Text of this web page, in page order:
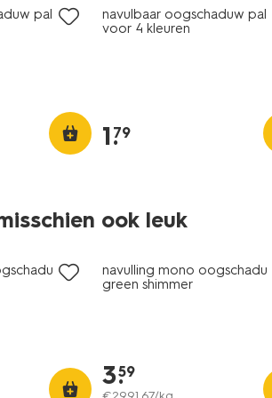
palet
navulbaar oogschaduw
voor 4 kleuren
1.
79
ook leuk
24
navulling mono
green shimmer
3.
59